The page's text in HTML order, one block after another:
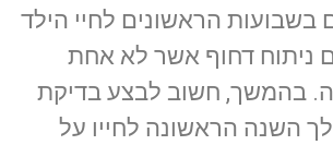
בשבועות הראשונים לחיי הילד
ניתוח דחוף אשר לא אחת
בהמשך, חשוב לבצע בדיקת
השנה הראשונה לחייו על